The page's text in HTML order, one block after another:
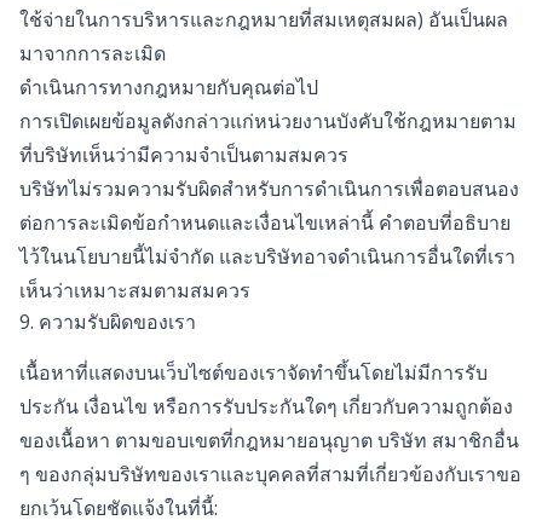
ใช้จ่ายในการบริหารและกฎหมายที่สมเหตุสมผล) อันเป็นผล
มาจากการละเมิด
ดำเนินการทางกฎหมายกับคุณต่อไป
การเปิดเผยข้อมูลดังกล่าวแก่หน่วยงานบังคับใช้กฎหมายตาม
ที่บริษัทเห็นว่ามีความจำเป็นตามสมควร
บริษัทไม่รวมความรับผิดสำหรับการดำเนินการเพื่อตอบสนอง
ต่อการละเมิดข้อกำหนดและเงื่อนไขเหล่านี้ คำตอบที่อธิบาย
ไว้ในนโยบายนี้ไม่จำกัด และบริษัทอาจดำเนินการอื่นใดที่เรา
เห็นว่าเหมาะสมตามสมควร
9. ความรับผิดของเรา
เนื้อหาที่แสดงบนเว็บไซต์ของเราจัดทำขึ้นโดยไม่มีการรับ
ประกัน เงื่อนไข หรือการรับประกันใดๆ เกี่ยวกับความถูกต้อง
ของเนื้อหา ตามขอบเขตที่กฎหมายอนุญาต บริษัท สมาชิกอื่น
ๆ ของกลุ่มบริษัทของเราและบุคคลที่สามที่เกี่ยวข้องกับเราขอ
ยกเว้นโดยชัดแจ้งในที่นี้: